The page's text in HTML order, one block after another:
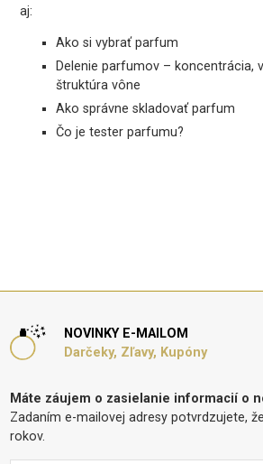
aj:
Ako si vybrať parfum
Delenie parfumov – koncentrácia,
štruktúra vône
Ako správne skladovať parfum
Čo je tester parfumu?
NOVINKY E-MAILOM
Darčeky, Zľavy, Kupóny
Máte záujem o zasielanie informacií o
Zadaním e-mailovej adresy potvrdzujete,
rokov.